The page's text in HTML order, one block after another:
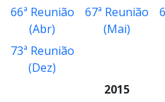
66ª Reunião
(Abr)
67ª Reunião
(Mai)
73ª Reunião
(Dez)
2015